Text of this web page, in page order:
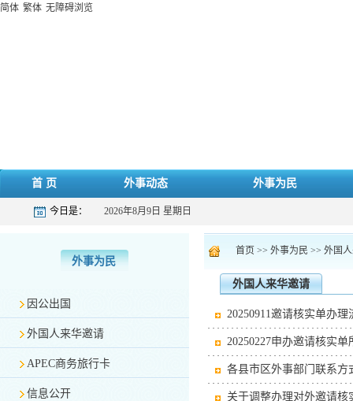
简体 繁体 无障碍浏览
首 页 外事动态 外事为民
今日是： 2026年8月9日 星期日
外事为民
因公出国
外国人来华邀请
APEC商务旅行卡
信息公开
首页 >> 外事为民 >> 外国
外国人来华邀请
20250911邀请核实单办理
20250227申办邀请核实
各县市区外事部门联系方
关于调整办理对外邀请核